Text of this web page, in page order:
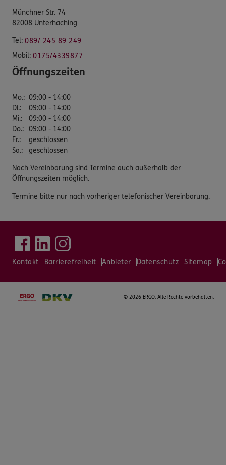
Münchner Str. 74
82008 Unterhaching
Tel: 089/ 245 89 249
Mobil: 0175/4339877
Öffnungszeiten
Mo.: 09:00 - 14:00
Di.:
09:00 - 14:00
Mi.:
09:00 - 14:00
Do.: 09:00 - 14:00
Fr.:
geschlossen
Sa.: geschlossen
Nach Vereinbarung sind Termine auch außerhalb der
Öffnungszeiten möglich.
Termine bitte nur nach vorheriger telefonischer Vereinbarung.
Kontakt Barrierefreiheit Anbieter Datenschutz Sitemap
© 2026 ERGO. Alle Rechte vorbehalten.